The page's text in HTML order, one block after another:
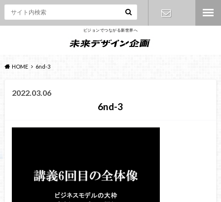
ビジョンでつながる新世界へ
HOME 6nd-3
2022.03.06
6nd-3